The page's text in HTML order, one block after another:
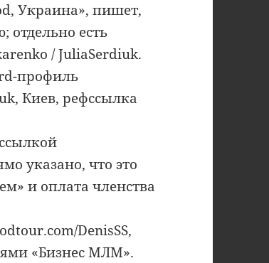
Украина», пишет,
отдельно есть
/ JuliaSerdiuk.
профиль
Киев, рефссылка
указано, что это
и оплата членства
DenisSS,
«Бизнес МЛМ».